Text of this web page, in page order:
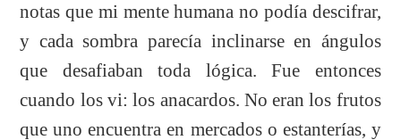
notas que mi mente humana no podía descifrar,
y cada sombra parecía inclinarse en ángulos
que desafiaban toda lógica. Fue entonces
cuando los vi: los anacardos. No eran los frutos
que uno encuentra en mercados o estanterías, y